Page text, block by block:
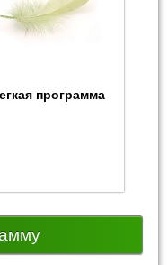
программа